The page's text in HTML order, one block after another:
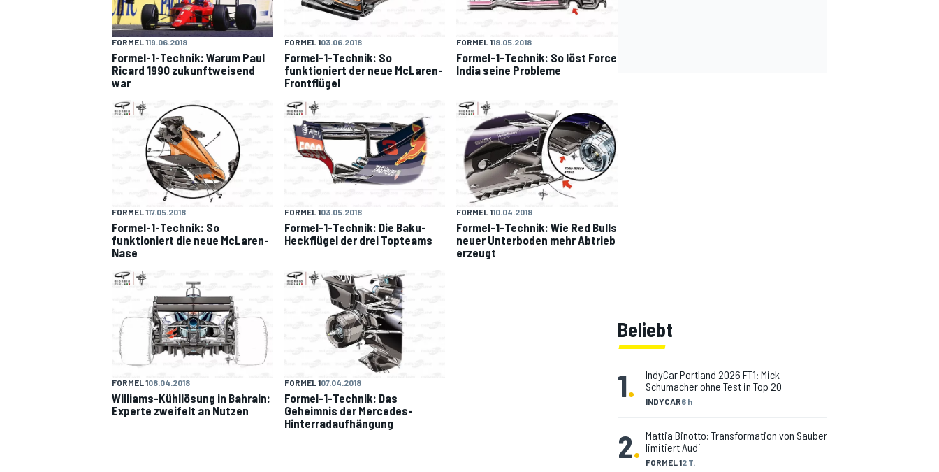
MOTOGP
DTM
FORMEL 119.06.2018
Formel-1-Technik: Warum Paul
Ricard 1990 zukunftweisend
war
FORMEL 103.06.2018
Formel-1-Technik: So
funktioniert der neue McLaren-
Frontflügel
FORMEL 118.05.2018
Formel-1-Technik: So löst Force
India seine Probleme
FORMEL 117.05.2018
Formel-1-Technik: So
funktioniert die neue McLaren-
Nase
FORMEL 103.05.2018
Formel-1-Technik: Die Baku-
Heckflügel der drei Topteams
FORMEL 110.04.2018
Formel-1-Technik: Wie Red Bulls
neuer Unterboden mehr Abtrieb
erzeugt
FORMEL 108.04.2018
Williams-Kühllösung in Bahrain:
Experte zweifelt an Nutzen
FORMEL 107.04.2018
Formel-1-Technik: Das
Geheimnis der Mercedes-
Hinterradaufhängung
Beliebt
1. INDYCAR6 h
IndyCar Portland 2026 FT1: Mick
Schumacher ohne Test in Top 20
2. FORMEL 12 T.
Mattia Binotto: Transformation von Sauber
limitiert Audi